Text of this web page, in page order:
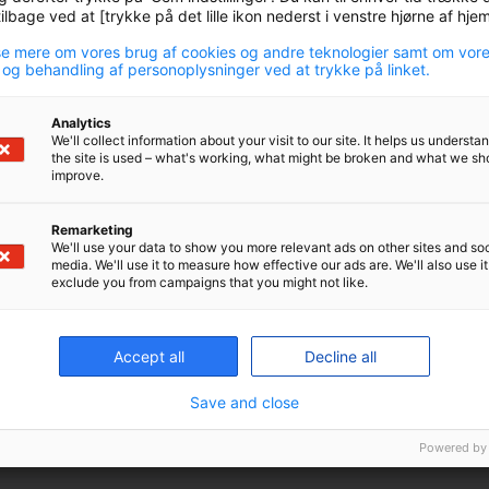
blive klogere på, hvordan P+ arbejder med
i praksis.
tager udgangspunkt i vores seneste rapport om
som du kan læse på pplus.dk/
ved at [trykke på det lille ikon nederst i venstre hjørne af
mere om vores brug af cookies og andre teknologier samt om
og behandling af personoplysninger ved at trykke på linket.
Analytics
We'll collect information about your visit to our site. It helps us
the site is used – what's working, what might be broken and what we
improve.
Remarketing
We'll use your data to show you more relevant ads on other sites and
media. We'll use it to measure how effective our ads are. We'll also use
exclude you from campaigns that you might not like.
Accept all Decline all
Save and close
Powered by